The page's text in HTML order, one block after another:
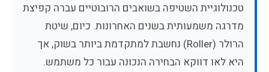
טכנולוגיית השטיפה בשואבים הרובוטיים עברה קפיצת
מדרגה משמעותית בשנים האחרונות. כיום, שיטת
הרולר (Roller) נחשבת למתקדמת ביותר בשוק, אך
היא לאו דווקא הבחירה הנכונה עבור כל משתמש.